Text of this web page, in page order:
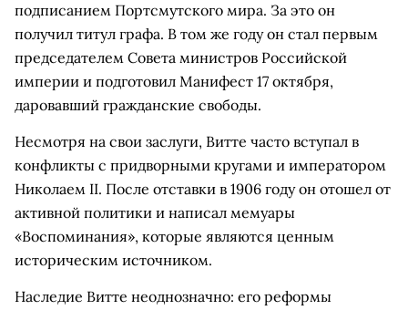
подписанием Портсмутского мира. За это он
получил титул графа. В том же году он стал первым
председателем Совета министров Российской
империи и подготовил Манифест 17 октября,
даровавший гражданские свободы.
Несмотря на свои заслуги, Витте часто вступал в
конфликты с придворными кругами и императором
Николаем II. После отставки в 1906 году он отошел от
активной политики и написал мемуары
«Воспоминания», которые являются ценным
историческим источником.
Наследие Витте неоднозначно: его реформы